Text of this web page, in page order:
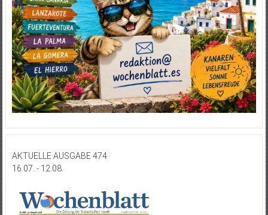
AKTUELLE AUSGABE 474
16.07. - 12.08.